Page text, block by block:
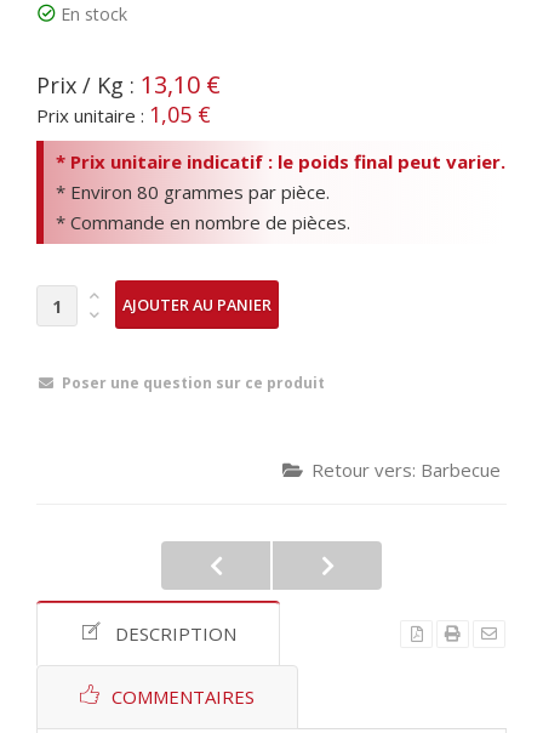
En stock
Prix / Kg : 13,10 €
Prix unitaire : 1,05 €
* Prix unitaire indicatif : le poids final peut varier.
* Environ 80 grammes par pièce.
* Commande en nombre de pièces.
Poser une question sur ce produit
Retour vers: Barbecue
DESCRIPTION
COMMENTAIRES